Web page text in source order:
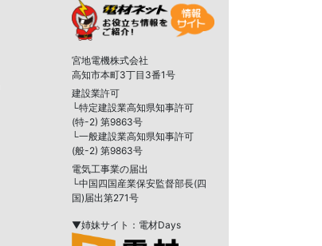
宮地電機株式会社
高知市本町3丁目3番1号
建設業許可
└特定建設業高知県知事許可
(特-2) 第9863号
└一般建設業高知県知事許可
(般-2) 第9863号
電気工事業の届出
└中国四国産業保安監督部長(四
国)届出第271号
▼姉妹サイト：電材Days